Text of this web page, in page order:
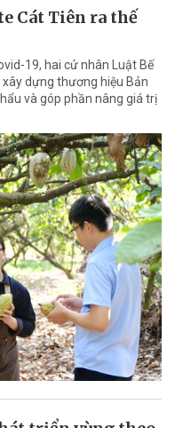
Cát Tiên ra thế
19, hai cử nhân Luật Bế
dựng thương hiệu Bản
và góp phần nâng giá trị